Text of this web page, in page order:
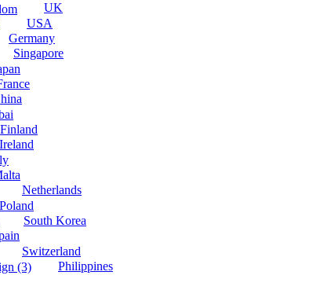
UK
USA
Germany
Singapore
Finland
Ireland
Netherlands
Poland
South Korea
Switzerland
Philippines